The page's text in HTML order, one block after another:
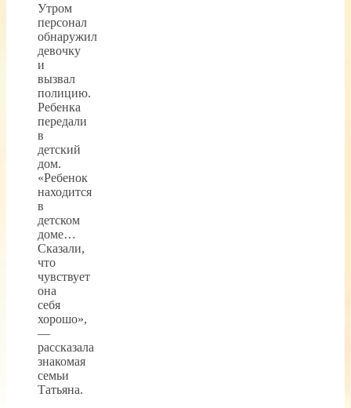
Утром
персонал
обнаружил
девочку
и
вызвал
полицию.
Ребенка
передали
в
детский
дом.
«Ребенок
находится
в
детском
доме…
Сказали,
что
чувствует
она
себя
хорошо»,
—
рассказала
знакомая
семьи
Татьяна.